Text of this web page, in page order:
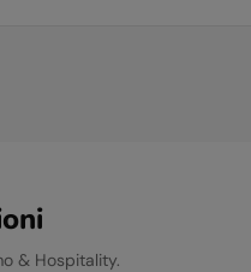
& Hospitality.